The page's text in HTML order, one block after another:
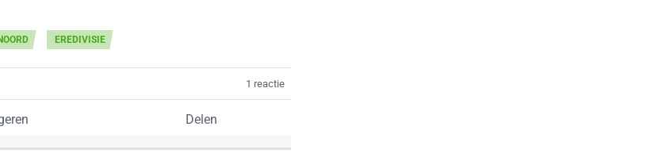
EREDIVISIE
1 reactie
Delen